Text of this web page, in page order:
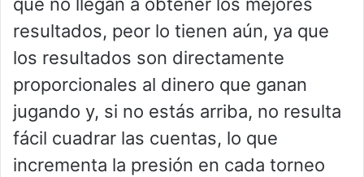
que no llegan a obtener los mejores
resultados, peor lo tienen aún, ya que
los resultados son directamente
proporcionales al dinero que ganan
jugando y, si no estás arriba, no resulta
fácil cuadrar las cuentas, lo que
incrementa la presión en cada torneo